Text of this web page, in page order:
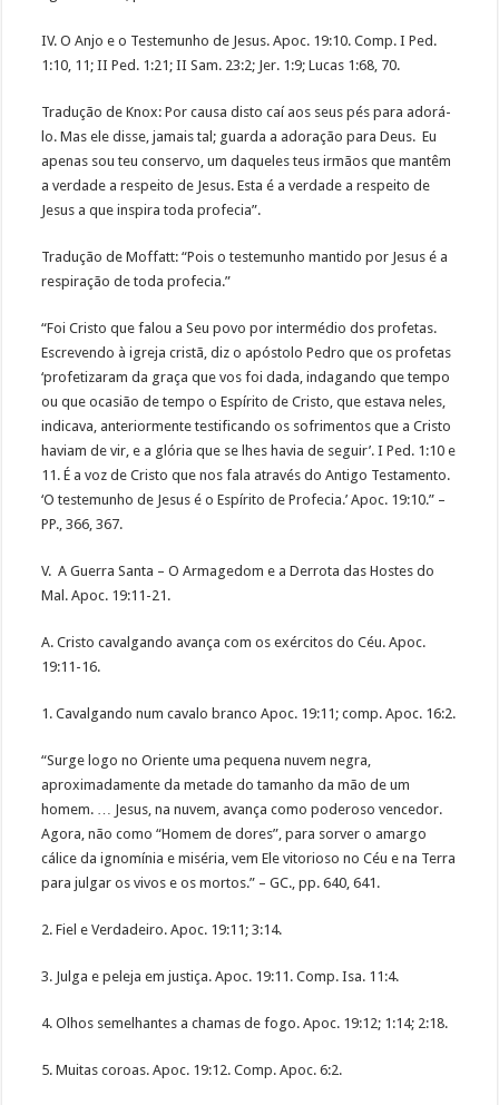
IV. O Anjo e o Testemunho de Jesus. Apoc. 19:10. Comp. I Ped.
1:10, 11; II Ped. 1:21; II Sam. 23:2; Jer. 1:9; Lucas 1:68, 70.
Tradução de Knox: Por causa disto caí aos seus pés para adorá-
lo. Mas ele disse, jamais tal; guarda a adoração para Deus. Eu
apenas sou teu conservo, um daqueles teus irmãos que mantêm
a verdade a respeito de Jesus. Esta é a verdade a respeito de
Jesus a que inspira toda profecia”.
Tradução de Moffatt: “Pois o testemunho mantido por Jesus é a
respiração de toda profecia.”
“Foi Cristo que falou a Seu povo por intermédio dos profetas.
Escrevendo à igreja cristã, diz o apóstolo Pedro que os profetas
‘profetizaram da graça que vos foi dada, indagando que tempo
ou que ocasião de tempo o Espírito de Cristo, que estava neles,
indicava, anteriormente testificando os sofrimentos que a Cristo
haviam de vir, e a glória que se lhes havia de seguir’. I Ped. 1:10 e
11. É a voz de Cristo que nos fala através do Antigo Testamento.
‘O testemunho de Jesus é o Espírito de Profecia.’ Apoc. 19:10.” –
PP., 366, 367.
V. A Guerra Santa – O Armagedom e a Derrota das Hostes do
Mal. Apoc. 19:11-21.
A. Cristo cavalgando avança com os exércitos do Céu. Apoc.
19:11-16.
1. Cavalgando num cavalo branco Apoc. 19:11; comp. Apoc. 16:2.
“Surge logo no Oriente uma pequena nuvem negra,
aproximadamente da metade do tamanho da mão de um
homem. … Jesus, na nuvem, avança como poderoso vencedor.
Agora, não como “Homem de dores”, para sorver o amargo
cálice da ignomínia e miséria, vem Ele vitorioso no Céu e na Terra
para julgar os vivos e os mortos.” – GC., pp. 640, 641.
2. Fiel e Verdadeiro. Apoc. 19:11; 3:14.
3. Julga e peleja em justiça. Apoc. 19:11. Comp. Isa. 11:4.
4. Olhos semelhantes a chamas de fogo. Apoc. 19:12; 1:14; 2:18.
5. Muitas coroas. Apoc. 19:12. Comp. Apoc. 6:2.